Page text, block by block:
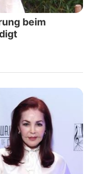
beim